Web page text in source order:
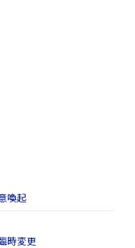
喚起
時変更